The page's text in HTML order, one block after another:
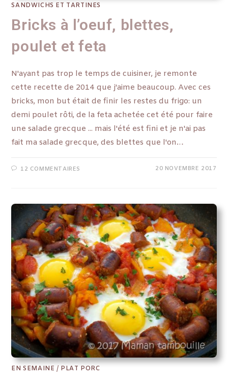
SANDWICHS ET TARTINES
Bricks à l’oeuf, blettes,
poulet et feta
N'ayant pas trop le temps de cuisiner, je remonte
cette recette de 2014 que j'aime beaucoup. Avec ces
bricks, mon but était de finir les restes du frigo: un
demi poulet rôti, de la feta achetée cet été pour faire
une salade grecque ... mais l'été est fini et je n'ai pas
fait ma salade grecque, des blettes que l'on…
12 COMMENTAIRES 20 NOVEMBRE 2017
EN SEMAINE / PLAT PORC